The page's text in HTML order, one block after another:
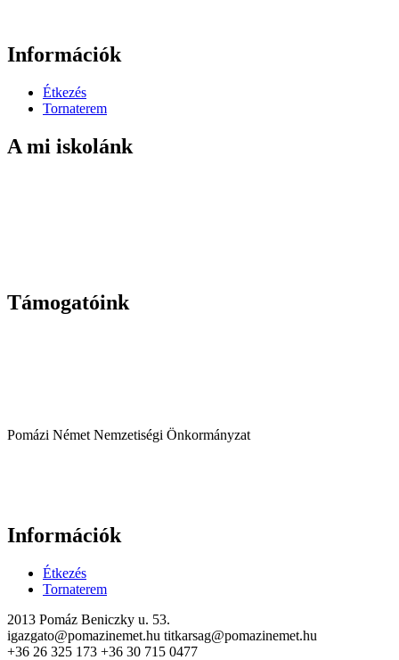
Információk
Étkezés
Tornaterem
A mi iskolánk
Támogatóink
Pomázi Német Nemzetiségi Önkormányzat
Információk
Étkezés
Tornaterem
2013 Pomáz Beniczky u. 53.
igazgato@pomazinemet.hu titkarsag@pomazinemet.hu
+36 26 325 173 +36 30 715 0477